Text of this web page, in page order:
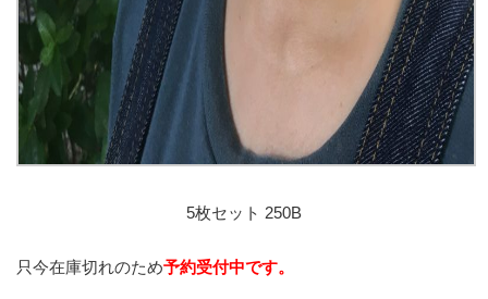
5枚セット 250B
只今在庫切れのため予約受付中です。